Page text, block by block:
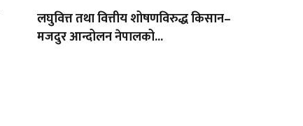
लघुवित्त तथा वित्तीय शोषणविरुद्ध किसान–
मजदुर आन्दोलन नेपालको...